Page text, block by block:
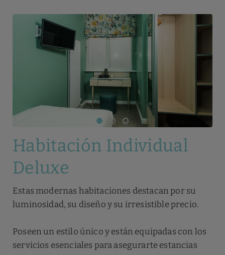
Habitación Individual
Deluxe
Estas modernas habitaciones destacan por su
luminosidad, su diseño y su irresistible precio.
Poseen un estilo único y están equipadas con los
servicios esenciales para asegurarte estancias